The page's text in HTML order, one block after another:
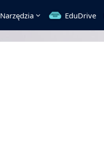
Narzędzia EduDrive